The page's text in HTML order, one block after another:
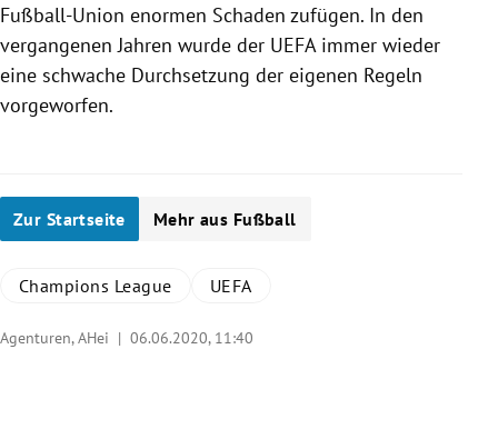
Fußball-Union enormen Schaden zufügen. In den
vergangenen Jahren wurde der UEFAimmer wieder
eine schwache Durchsetzung der eigenen Regeln
vorgeworfen.
Zur Startseite Mehr aus Fußball
Champions League UEFA
Agenturen, AHei | 06.06.2020, 11:40